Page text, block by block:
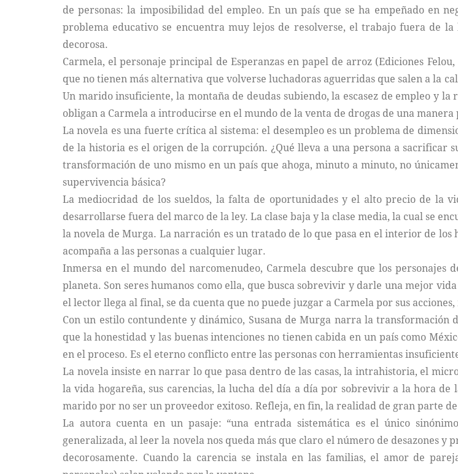
de personas: la imposibilidad del empleo. En un país que se ha empeñado en
problema educativo se encuentra muy lejos de resolverse, el trabajo fuera de
decorosa.
Carmela, el personaje principal de Esperanzas en papel de arroz (Ediciones
que no tienen más alternativa que volverse luchadoras aguerridas que salen a la
Un marido insuficiente, la montaña de deudas subiendo, la escasez de empleo y
obligan a Carmela a introducirse en el mundo de la venta de drogas de una
La novela es una fuerte crítica al sistema: el desempleo es un problema de
de la historia es el origen de la corrupción. ¿Qué lleva a una persona a sacrificar
transformación de uno mismo en un país que ahoga, minuto a minuto, no
supervivencia básica?
La mediocridad de los sueldos, la falta de oportunidades y el alto precio de la
desarrollarse fuera del marco de la ley. La clase baja y la clase media, la cual se
la novela de Murga. La narración es un tratado de lo que pasa en el interior de los
acompaña a las personas a cualquier lugar.
Inmersa en el mundo del narcomenudeo, Carmela descubre que los
planeta. Son seres humanos como ella, que busca sobrevivir y darle una mejor
el lector llega al final, se da cuenta que no puede juzgar a Carmela por sus
Con un estilo contundente y dinámico, Susana de Murga narra la
que la honestidad y las buenas intenciones no tienen cabida en un país como
en el proceso. Es el eterno conflicto entre las personas con herramientas
La novela insiste en narrar lo que pasa dentro de las casas, la intrahistoria, el
la vida hogareña, sus carencias, la lucha del día a día por sobrevivir a la hora
marido por no ser un proveedor exitoso. Refleja, en fin, la realidad de gran parte
La autora cuenta en un pasaje: “una entrada sistemática es el único
generalizada, al leer la novela nos queda más que claro el número de desazones
decorosamente. Cuando la carencia se instala en las familias, el amor de